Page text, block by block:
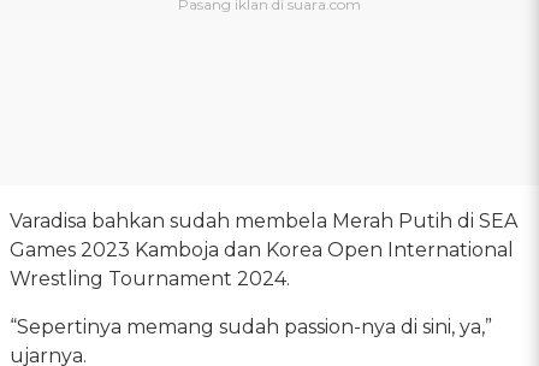
Varadisa bahkan sudah membela Merah Putih di SEA
Games 2023 Kamboja dan Korea Open International
Wrestling Tournament 2024.
“Sepertinya memang sudah passion-nya di sini, ya,”
ujarnya.